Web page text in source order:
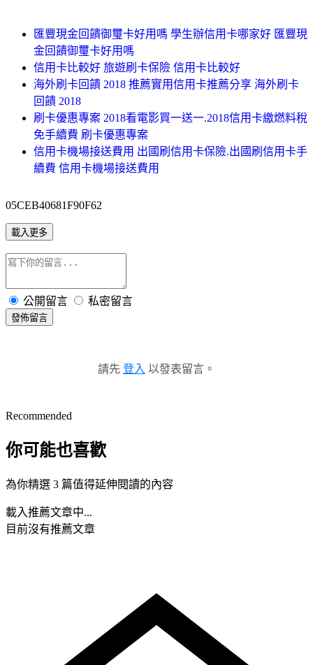
匯豐現金回饋御璽卡好用嗎 學生辦信用卡哪家好 匯豐現
金回饋御璽卡好用嗎
信用卡比較好 旅遊刷卡保險 信用卡比較好
海外刷卡回饋 2018 推薦實用信用卡推薦分享 海外刷卡
回饋 2018
刷卡優惠專案 2018看電影買一送一.2018信用卡繳燃料稅
免手續費 刷卡優惠專案
信用卡機場接送費用 出國刷信用卡保險.出國刷信用卡手
續費 信用卡機場接送費用
05CEB40681F90F62
載入更多
公開留言 私密留言
發佈留言
請先 登入 以發表留言。
Recommended
你可能也喜歡
為你精選 3 篇值得延伸閱讀的內容
載入推薦文章中...
目前沒有推薦文章